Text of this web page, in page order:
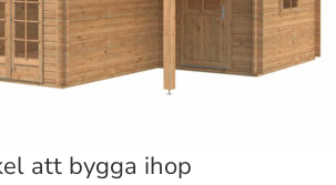
att bygga ihop